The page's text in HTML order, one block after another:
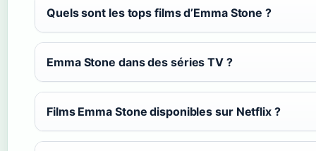
Quels sont les tops films d’Emma Stone ?
Emma Stone dans des séries TV ?
Films Emma Stone disponibles sur Netflix ?